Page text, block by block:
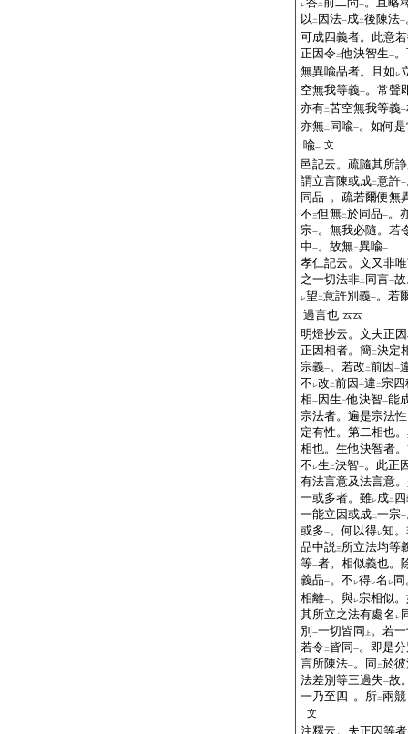
レ 二 一
以 二 因法一成二後陳法一
可成四義者。此意
正因令二他決智生一
無異喩品者。且如 レ
空無我等義一。常聲
亦有二苦空無我等義一
亦無二 同喩一。如何
喩一 文
邑記云。疏隨其所
謂立言陳或成二意許一
同品一。疏若爾便無
不三但無二於同品一。
宗一。無我必隨。若
中一。故無二異喩一
孝仁記云。文又非
之一切法非二 同言一
レ望 二意許別義一。若
過言也 云云
明燈抄云。文夫正
正因相者。簡三決定
宗義一。若改 二前因 一
不 レ改 二前因 一違 二宗四
相一 因生 二他決智一能
宗法者。遍是宗法
定有性。第二相也
相也。生他決智者
不 レ生 二決智一。此正
有法言意及法言意
一或多者。雖レ成二
一能立因或成二一宗一
或多一。何以得レ知
品中説三所立法均等
等一者。相似義也。
義品一。不 レ得レ名 レ
相離一。與レ宗相似
其所立之法有處名 レ
別 一一切皆同 上 。若
若令二 皆同 一。即是
言所陳法一。同 二於
法差別等三過失一故
一乃至四一。所二兩競
文
注釋云。夫正因等